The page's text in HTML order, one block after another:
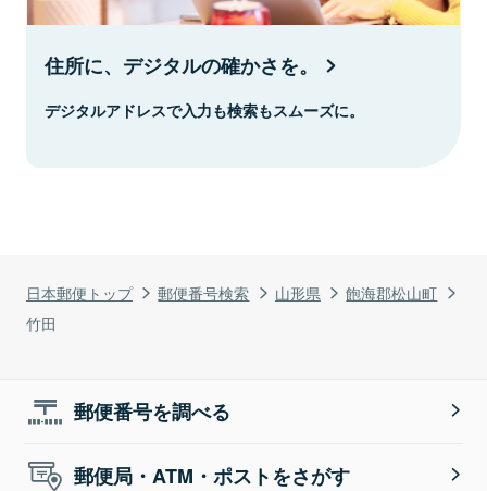
日本郵便トップ 郵便番号検索 山形県
飽海郡松山町
竹田
住所に、デジタルの確かさを。
デジタルアドレスで入力も検索もスムーズに。
郵便番号を調べる
郵便局・ATM・ポストをさがす